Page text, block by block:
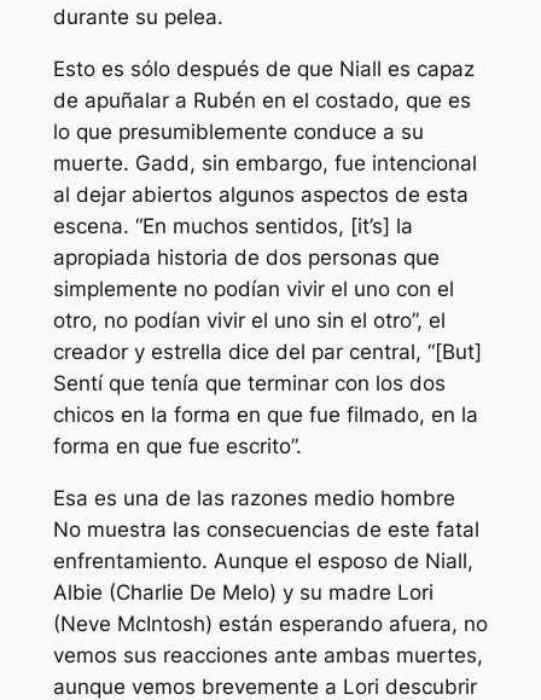
durante su pelea.
Esto es sólo después de que Niall es capaz
de apuñalar a Rubén en el costado, que es
lo que presumiblemente conduce a su
muerte. Gadd, sin embargo, fue intencional
al dejar abiertos algunos aspectos de esta
escena. “En muchos sentidos, [it’s] la
apropiada historia de dos personas que
simplemente no podían vivir el uno con el
otro, no podían vivir el uno sin el otro”, el
creador y estrella dice del par central, “[But]
Sentí que tenía que terminar con los dos
chicos en la forma en que fue filmado, en la
forma en que fue escrito”.
Esa es una de las razones medio hombre
No muestra las consecuencias de este fatal
enfrentamiento. Aunque el esposo de Niall,
Albie (Charlie De Melo) y su madre Lori
(Neve McIntosh) están esperando afuera, no
vemos sus reacciones ante ambas muertes,
aunque vemos brevemente a Lori descubrir